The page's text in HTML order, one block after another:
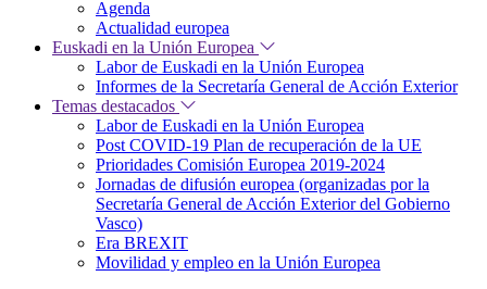
Agenda
Actualidad europea
Euskadi en la Unión Europea
Labor de Euskadi en la Unión Europea
Informes de la Secretaría General de Acción Exterior
Temas destacados
Labor de Euskadi en la Unión Europea
Post COVID-19 Plan de recuperación de la UE
Prioridades Comisión Europea 2019-2024
Jornadas de difusión europea (organizadas por la
Secretaría General de Acción Exterior del Gobierno
Vasco)
Era BREXIT
Movilidad y empleo en la Unión Europea